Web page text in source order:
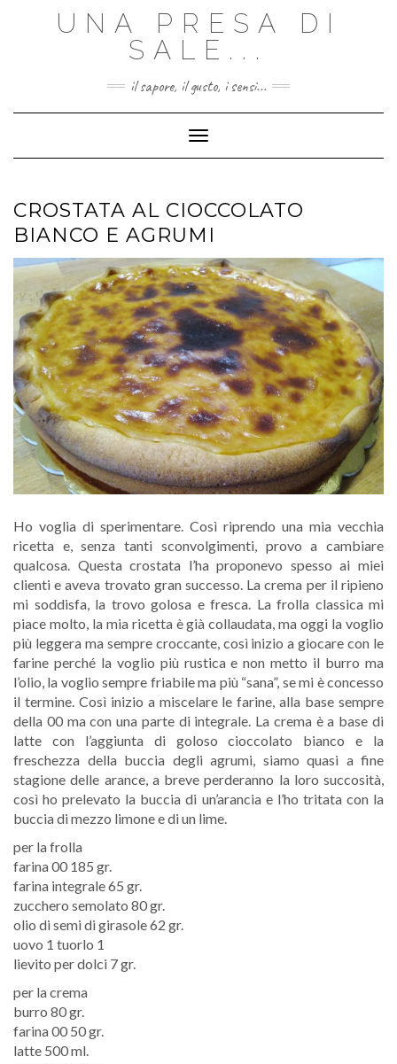
UNA PRESA DI
SALE...
il sapore, il gusto, i sensi...
Toggle Navigation
CROSTATA AL CIOCCOLATO
BIANCO E AGRUMI
Ho voglia di sperimentare. Così riprendo una mia vecchia
ricetta e, senza tanti sconvolgimenti, provo a cambiare
qualcosa. Questa crostata l’ha proponevo spesso ai miei
clienti e aveva trovato gran successo. La crema per il ripieno
mi soddisfa, la trovo golosa e fresca. La frolla classica mi
piace molto, la mia ricetta è già collaudata, ma oggi la voglio
più leggera ma sempre croccante, così inizio a giocare con le
farine perché la voglio più rustica e non metto il burro ma
l’olio, la voglio sempre friabile ma più “sana”, se mi è concesso
il termine. Così inizio a miscelare le farine, alla base sempre
della 00 ma con una parte di integrale. La crema è a base di
latte con l’aggiunta di goloso cioccolato bianco e la
freschezza della buccia degli agrumi, siamo quasi a fine
stagione delle arance, a breve perderanno la loro succosità,
così ho prelevato la buccia di un’arancia e l’ho tritata con la
buccia di mezzo limone e di un lime.
per la frolla
farina 00 185 gr.
farina integrale 65 gr.
zucchero semolato 80 gr.
olio di semi di girasole 62 gr.
uovo 1 tuorlo 1
lievito per dolci 7 gr.
per la crema
burro 80 gr.
farina 00 50 gr.
latte 500 ml.